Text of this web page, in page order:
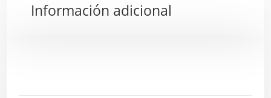
Información adicional